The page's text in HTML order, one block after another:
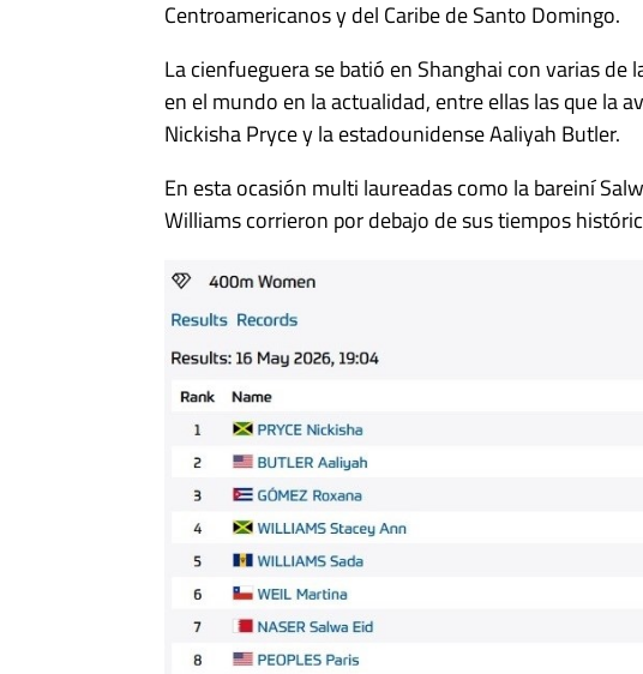
Centroamericanos y del Caribe de Santo Domingo.
La cienfueguera se batió en Shanghai con varias
en el mundo en la actualidad, entre ellas las que la
Nickisha Pryce y la estadounidense Aaliyah Butler.
En esta ocasión multi laureadas como la bareiní
Williams corrieron por debajo de sus tiempos